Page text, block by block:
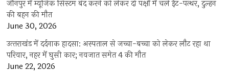
जौनपुर में म्यूजिक सिस्टम बंद करने को लेकर दो पक्षों में चले ईंट-पत्थर, दुल्हन
की बहन की मौत
June 30, 2026
उत्‍तराखंड में दर्दनाक हादसा: अस्पताल से जच्चा-बच्चा को लेकर लौट रहा था
परिवार, नहर में घुसी कार; नवजात समेत 4 की मौत
June 22, 2026